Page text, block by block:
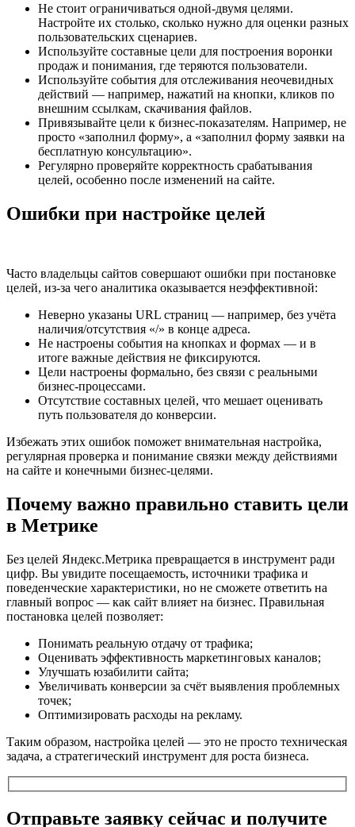
Не стоит ограничиваться одной-двумя целями.
Настройте их столько, сколько нужно для оценки разных
пользовательских сценариев.
Используйте составные цели для построения воронки
продаж и понимания, где теряются пользователи.
Используйте события для отслеживания неочевидных
действий — например, нажатий на кнопки, кликов по
внешним ссылкам, скачивания файлов.
Привязывайте цели к бизнес-показателям. Например, не
просто «заполнил форму», а «заполнил форму заявки на
бесплатную консультацию».
Регулярно проверяйте корректность срабатывания
целей, особенно после изменений на сайте.
Ошибки при настройке целей
Часто владельцы сайтов совершают ошибки при постановке
целей, из-за чего аналитика оказывается неэффективной:
Неверно указаны URL страниц — например, без учёта
наличия/отсутствия «/» в конце адреса.
Не настроены события на кнопках и формах — и в
итоге важные действия не фиксируются.
Цели настроены формально, без связи с реальными
бизнес-процессами.
Отсутствие составных целей, что мешает оценивать
путь пользователя до конверсии.
Избежать этих ошибок поможет внимательная настройка,
регулярная проверка и понимание связки между действиями
на сайте и конечными бизнес-целями.
Почему важно правильно ставить цели
в Метрике
Без целей Яндекс.Метрика превращается в инструмент ради
цифр. Вы увидите посещаемость, источники трафика и
поведенческие характеристики, но не сможете ответить на
главный вопрос — как сайт влияет на бизнес. Правильная
постановка целей позволяет:
Понимать реальную отдачу от трафика;
Оценивать эффективность маркетинговых каналов;
Улучшать юзабилити сайта;
Увеличивать конверсии за счёт выявления проблемных
точек;
Оптимизировать расходы на рекламу.
Таким образом, настройка целей — это не просто техническая
задача, а стратегический инструмент для роста бизнеса.
Отправьте заявку сейчас и получите